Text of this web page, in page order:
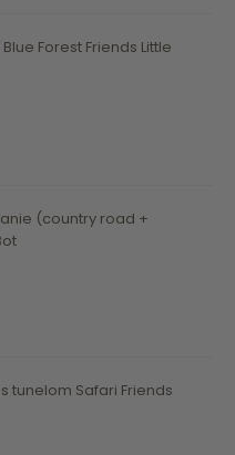
Forest Friends Little
(country road +
tunelom Safari Friends